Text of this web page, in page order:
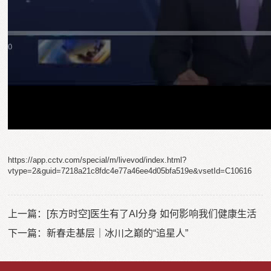
https://app.cctv.com/special/m/livevod/index.html?
vtype=2&guid=7218a21c8fdc4e77a46ee4d05bfa519e&vsetId=C10616
上一篇： [东方时空]医生有了AI分身 如何影响我们健康生活
下一篇：新春走基层｜冰川之巅的“追星人”